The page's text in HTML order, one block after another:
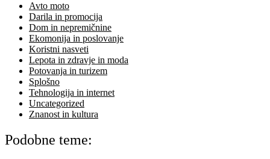
Avto moto
Darila in promocija
Dom in nepremičnine
Ekomonija in poslovanje
Koristni nasveti
Lepota in zdravje in moda
Potovanja in turizem
Splošno
Tehnologija in internet
Uncategorized
Znanost in kultura
Podobne teme: